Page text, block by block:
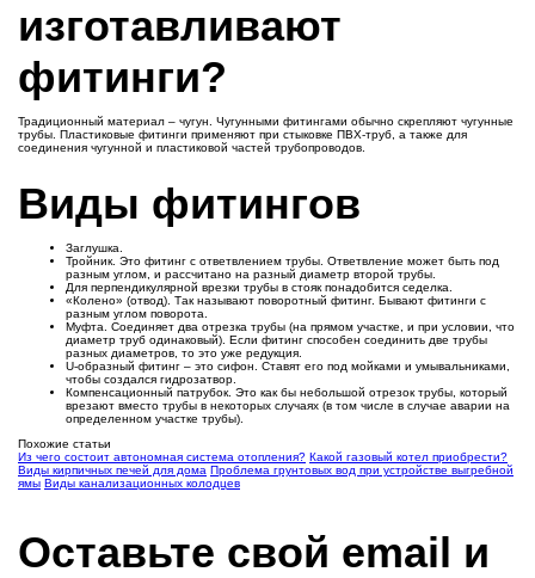
изготавливают
фитинги?
Традиционный материал – чугун. Чугунными фитингами обычно скрепляют чугунные
трубы. Пластиковые фитинги применяют при стыковке ПВХ-труб, а также для
соединения чугунной и пластиковой частей трубопроводов.
Виды фитингов
Заглушка.
Тройник. Это фитинг с ответвлением трубы. Ответвление может быть под
разным углом, и рассчитано на разный диаметр второй трубы.
Для перпендикулярной врезки трубы в стояк понадобится седелка.
«Колено» (отвод). Так называют поворотный фитинг. Бывают фитинги с
разным углом поворота.
Муфта. Соединяет два отрезка трубы (на прямом участке, и при условии, что
диаметр труб одинаковый). Если фитинг способен соединить две трубы
разных диаметров, то это уже редукция.
U-образный фитинг – это сифон. Ставят его под мойками и умывальниками,
чтобы создался гидрозатвор.
Компенсационный патрубок. Это как бы небольшой отрезок трубы, который
врезают вместо трубы в некоторых случаях (в том числе в случае аварии на
определенном участке трубы).
Похожие статьи
Из чего состоит автономная система отопления? Какой газовый котел приобрести?
Виды кирпичных печей для дома Проблема грунтовых вод при устройстве выгребной
ямы Виды канализационных колодцев
Оставьте свой email и